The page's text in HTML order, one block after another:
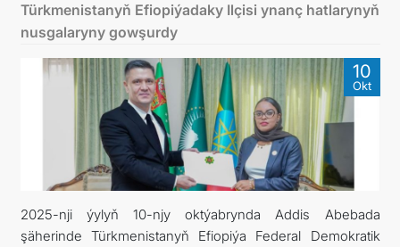
TÜRKMENISTAN
KONSULLYK HYZMATLARY
KABUL EDILIŞIGE ÝAZYLMAK
DIM
SYÝAHATÇYLYK
Türkmenistanyň Efiopiýadaky Ilçisi ynanç hatlarynyň
nusgalaryny gowşurdy
10
Okt
2025-nji ýylyň 10-njy oktýabrynda Addis Abebada
şäherinde Türkmenistanyň Efiopiýa Federal Demokratik